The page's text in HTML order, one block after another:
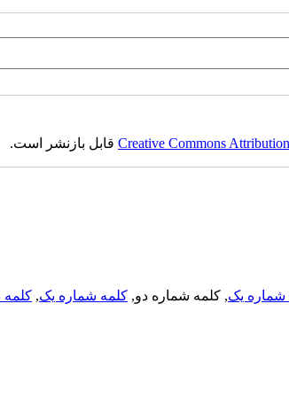
Creative Commonsقابل بازنشر است.
شماره یک, کلمه شماره دو, کلمه شماره یک, کلمه